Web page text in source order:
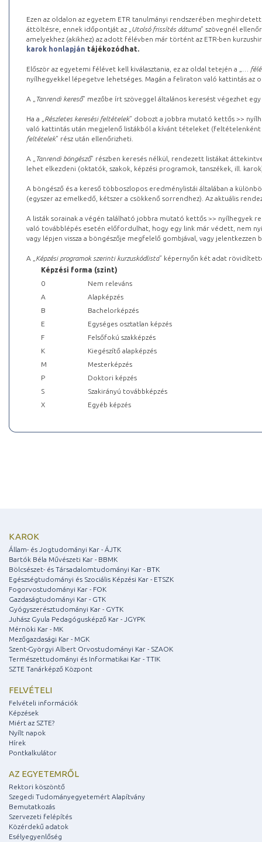
Ezen az oldalon az egyetem ETR tanulmányi rendszerében
áttöltésre, ennek időpontját az „ Utolsó frissítés dátuma” szövegnél
amelyekhez (akikhez) az adott félévben már történt az ETR-ben
karok honlapján tájékozódhat.
Először az egyetemi félévet kell kiválasztania, ez az oldal tetején a „
…
nyílhegyekkel lépegetve lehetséges. Magán a feliraton való kattintás az
A „ Tanrendi kereső” mezőbe írt szöveggel általános keresést végezhet
Ha a „ Részletes keresési feltételek” dobozt a jobbra mutató kettős >>
való kattintás után megjelenő listákból a kívánt tételeket (feltételenként
feltételek” rész után ellenőrizheti.
A „ Tanrendi böngésző” részben keresés nélkül, rendezett listákat
lehet elkezdeni (oktatók, szakok, képzési programok, tanszékek, ill.
A böngésző és a kereső többoszlopos eredménylistái általában a
(egyszer az emelkedő, kétszer a csökkenő sorrendhez). Az aktuális
A listák sorainak a végén található jobbra mutató kettős >> nyílhegyek
való továbblépés esetén előfordulhat, hogy egy link már védett, nem
vagy lépjen vissza a böngészője megfelelő gombjával, vagy
A „ Képzési programok szerinti kurzuskódlista” képernyőn két adat
Képzési forma (szint)
0
Nem releváns
A
Alapképzés
B
Bachelorképzés
E
Egységes osztatlan képzés
F
Felsőfokú szakképzés
K
Kiegészítő alapképzés
M
Mesterképzés
P
Doktori képzés
S
Szakirányú továbbképzés
X
Egyéb képzés
KAROK
Állam- és Jogtudományi Kar - ÁJTK
Bartók Béla Művészeti Kar - BBMK
Bölcsészet- és Társadalomtudományi Kar - BTK
Egészségtudományi és Szociális Képzési Kar - ETSZK
Fogorvostudományi Kar - FOK
Gazdaságtudományi Kar - GTK
Gyógyszerésztudományi Kar - GYTK
Juhász Gyula Pedagógusképző Kar - JGYPK
Mérnöki Kar - MK
Mezőgazdasági Kar - MGK
Szent-Györgyi Albert Orvostudományi Kar - SZAOK
Természettudományi és Informatikai Kar - TTIK
SZTE Tanárképző Központ
FELVÉTELI
Felvételi információk
Képzések
Miért az SZTE?
Nyílt napok
Hírek
Pontkalkulátor
AZ EGYETEMRŐL
Rektori köszöntő
Szegedi Tudományegyetemért Alapítvány
Bemutatkozás
Szervezeti felépítés
Közérdekű adatok
Esélyegyenlőség